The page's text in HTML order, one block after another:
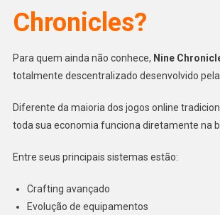
Chronicles?
Para quem ainda não conhece, Nine
totalmente descentralizado desenvolvido
Diferente da maioria dos jogos online
toda sua economia funciona diretamente na
Entre seus principais sistemas estão:
Crafting avançado
Evolução de equipamentos